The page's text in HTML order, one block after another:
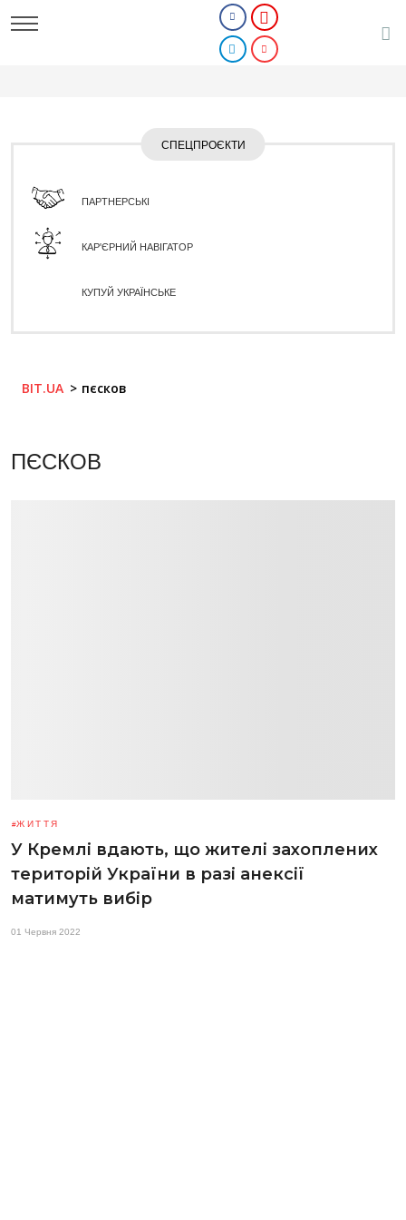
СПЕЦПРОЄКТИ
ПАРТНЕРСЬКІ
КАР'ЄРНИЙ НАВІГАТОР
КУПУЙ УКРАЇНСЬКЕ
BIT.UA пєсков
ПЄСКОВ
ЖИТТЯ
У Кремлі вдають, що жителі захоплених
територій України в разі анексії
матимуть вибір
01 Червня 2022